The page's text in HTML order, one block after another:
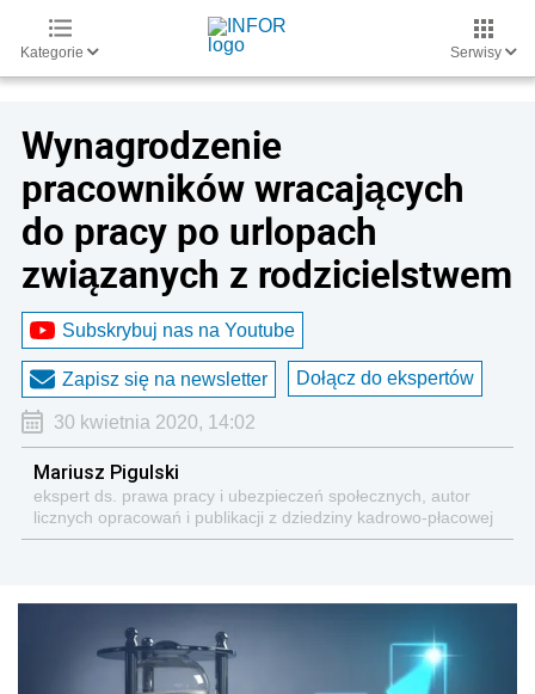
Kategorie Serwisy
Wynagrodzenie
pracowników wracających
do pracy po urlopach
związanych z rodzicielstwem
Subskrybuj nas na Youtube
Zapisz się na newsletter Dołącz do ekspertów
30 kwietnia 2020, 14:02
Mariusz Pigulski
ekspert ds. prawa pracy i ubezpieczeń społecznych, autor
licznych opracowań i publikacji z dziedziny kadrowo-płacowej